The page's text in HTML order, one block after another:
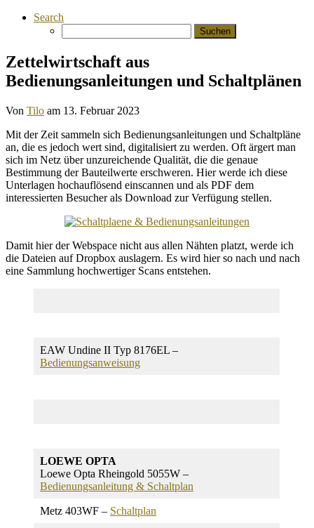
Search
nach:
Zettelwirtschaft aus
Bedienungsanleitungen und Schaltplänen
Von Tilo am 13. Februar 2023
Mit der Zeit sammeln sich Bedienungsanleitungen und Schaltpläne
an, die es jedoch wert sind, digitalisiert zu werden. Oft ärgert man
sich im Netz über unzureichende Qualität, die die genaue
Bestimmung der Bauteilwerte erschweren. Hier werde ich diese
Unterlagen hochauflösend einscannen und als PDF dem
interessierten Besucher als Download zur Verfügung stellen.
Damit hier der Webspace nicht aus allen Nähten platzt, werde ich
die Dateien auf Dropbox auslagern. Es wird hier so nach und nach
eine Sammlung hochwertiger Scans entstehen.
EAW Undine II Typ 8176EL –
Bedienungsanweisung
LOEWE OPTA
Loewe Opta Rheingold 5055W –
Bedienungsanleitung & Schaltplan
Metz 403WF – Schaltplan